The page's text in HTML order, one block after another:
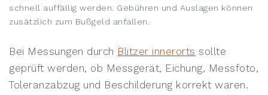
schnell auffällig werden. Gebühren und Auslagen können
zusätzlich zum Bußgeld anfallen.
Bei Messungen durch Blitzer innerorts sollte
geprüft werden, ob Messgerät, Eichung, Messfoto,
Toleranzabzug und Beschilderung korrekt waren.